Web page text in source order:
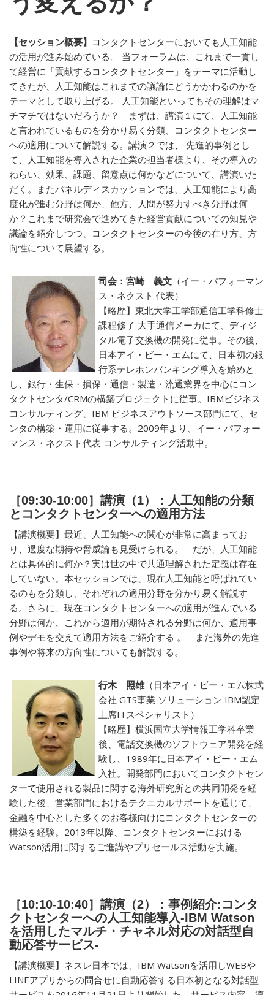
【セッション概要】 コンタクトセンターにおいても人工知能
の活用が進み始めている。 当フォーラムは、これまで一貫し
て経営に「貢献するコンタクトセンター」をテーマに活動し
てきたが、人工知能はこれまでの議論にどうかかわるのかを
テーマとして取り上げる。 人工知能といってもその理解はマ
チマチではないだろうか？ まずは、講演１にて、人工知能
と言われているものを分かり易く分類、コンタクトセンター
への適用について解説する。講演２では、 先進的事例とし
て、人工知能を導入された企業の担当者様より、その導入の
ねらい、効果、課題、留意点は何かなどについて、講演いた
だく。またパネルディスカッションでは、人工知能により高
度化が進む分野は何か、他方、人間が努力すべき分野は何
か？これまで研究会で進めてきた経営貢献についての知見や
議論を紹介しつつ、コンタクトセンターの今後の在り方、方
向性について展望する。
司会：宮崎 義文 （イー・パフォーマン
ス・ネクスト 代表）
【略歴】東北大学工学部通信工学科修士
課程修了 大手通信メーカにて、ディジ
タル電子交換機の開発に従事。その後、
日本アイ・ビー・エムにて、日本初の銀
行系テレホンバンキング導入を始めと
し、銀行・生保・損保・通信・製造・流通業界を中心にコン
タクトセンタ/CRMの構築プロジェクトに従事。IBMビジネス
コンサルティング、IBM ビジネスアウトソース部門にて、セ
ンタの構築・運用に従事する。2009年より、イー・パフォー
マンス・ネクスト代表 コンサルティング活動中。
［09:30-10:00］講演（1）：人工知能の分類
とコンタクトセンターへの適用方法
【講演概要】最近、人工知能への関心が非常に高まってお
り、過度な期待や脅威論も見受けられる。 だが、人工知能
とは具体的に何か？実は世の中で共通理解された定義は存在
していない。本セッションでは、現在人工知能と呼ばれてい
るのもを分類し、それぞれの適用分野を分かり易く解説す
る。さらに、現在コンタクトセンターへの適用が進んでいる
分野は何か、これから適用が期待される分野は何か、適用事
例やデモを交えて適用方法をご紹介する 。 また海外の先進
事例や将来の方向性についても解説する。
行木 照雄（日本アイ・ビー・エム株式
会社 GTS事業 ソリューション IBM認定
上席ITスペシャリスト）
【略歴】横浜国立大学情報工学科卒業
後、電話交換機のソフトウェア開発を経
験し、1989年に日本アイ・ビー・エム
入社。開発部門においてコンタクトセン
ターで使用される製品に関する海外研究所との共同開発を経
験した後、営業部門におけるテクニカルサポートを通じて、
金融を中心とした多くのお客様向けにコンタクトセンターの
構築を経験。2013年以降、コンタクトセンターにおける
Watson活用に関するご進講やプリセールス活動を実施。
［10:10-10:40］講演（2）：事例紹介:コンタ
クトセンターへの人工知能導入-IBM Watson
を活用したマルチ・チャネル対応の対話型自
動応答サービス-
【講演概要】ネスレ日本では、IBM Watsonを活用しWEBや
LINEアプリからの問合せに自動応答する日本初となる対話型